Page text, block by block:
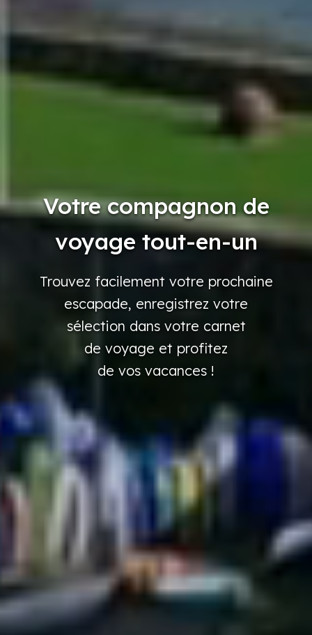
Votre compagnon de
voyage tout-en-un
Trouvez facilement votre prochaine
escapade, enregistrez votre
sélection dans votre carnet
de voyage et profitez
de vos vacances !